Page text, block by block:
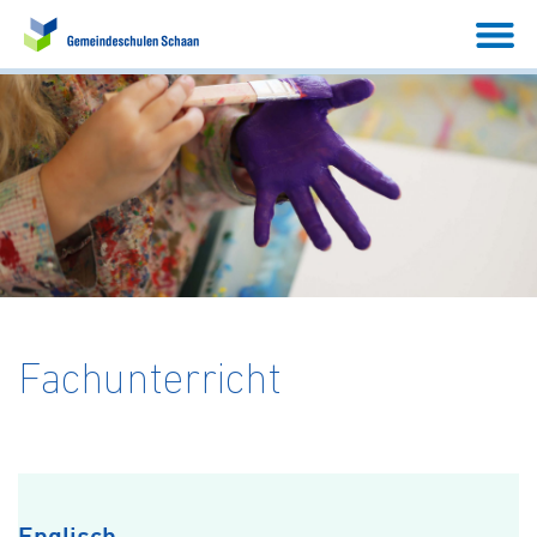
Fachunterricht